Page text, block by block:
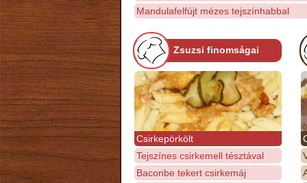
Mandulafelfújt mézes tejszínhabbal
Zsuzsi finomságai
Csirkepörkölt
Tejszínes csirkemell tésztával
Baconbe tekert csirkemáj